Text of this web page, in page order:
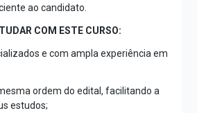
ao candidato.
COM ESTE CURSO:
e com ampla experiência em
ordem do edital, facilitando a
estudos;